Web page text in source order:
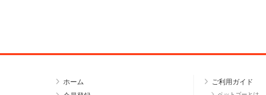
ホーム
ご利用ガイド